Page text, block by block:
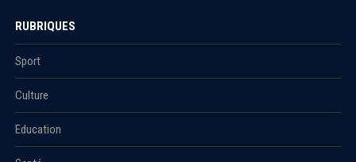
RUBRIQUES
Sport
Culture
Education